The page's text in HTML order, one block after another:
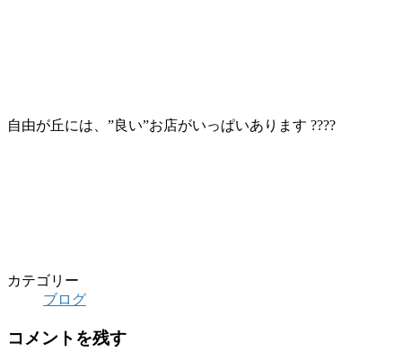
自由が丘には、”良い”お店がいっぱいあります ????
カテゴリー
ブログ
コメントを残す